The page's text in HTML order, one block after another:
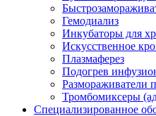
Гемодиализ
Инкубаторы для
Искусственное
Плазмаферез
Подогрев
Размораживатели
Тромбомиксеры
Специализированное